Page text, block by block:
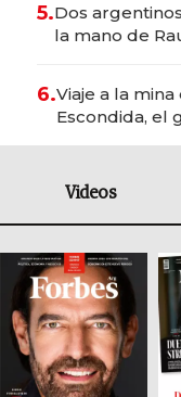
5.Dos
la mano de
6.Viaje a la
Escondida, el
Videos